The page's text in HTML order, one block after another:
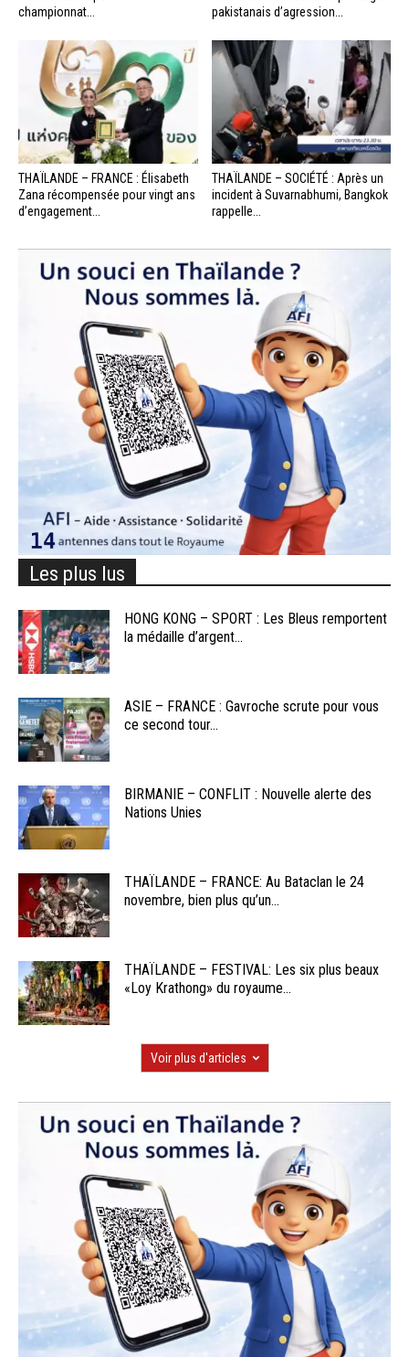
championnat...
pakistanais d’agression...
THAÏLANDE – FRANCE : Élisabeth
Zana récompensée pour vingt ans
d’engagement...
THAÏLANDE – SOCIÉTÉ : Après un
incident à Suvarnabhumi, Bangkok
rappelle...
Les plus lus
HONG KONG – SPORT : Les Bleus remportent
la médaille d’argent...
ASIE – FRANCE : Gavroche scrute pour vous
ce second tour...
BIRMANIE – CONFLIT : Nouvelle alerte des
Nations Unies
THAÏLANDE – FRANCE: Au Bataclan le 24
novembre, bien plus qu’un...
THAÏLANDE – FESTIVAL: Les six plus beaux
«Loy Krathong» du royaume...
Voir plus d'articles